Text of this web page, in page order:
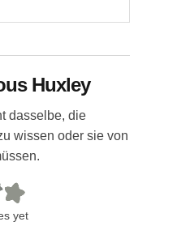
Huxley
dasselbe, die
wissen oder sie von
yet